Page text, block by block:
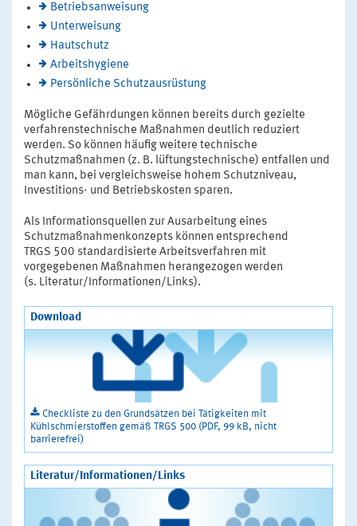
Betriebsanweisung
Unterweisung
Hautschutz
Arbeitshygiene
Persönliche Schutzausrüstung
Mögliche Gefährdungen können bereits durch gezielte
verfahrenstechnische Maßnahmen deutlich reduziert
werden. So können häufig weitere technische
Schutzmaßnahmen (z. B. lüftungstechnische) entfallen und
man kann, bei vergleichsweise hohem Schutzniveau,
Investitions- und Betriebskosten sparen.
Als Informationsquellen zur Ausarbeitung eines
Schutzmaßnahmenkonzepts können entsprechend
TRGS 500 standardisierte Arbeitsverfahren mit
vorgegebenen Maßnahmen herangezogen werden
(s. Literatur/Informationen/Links).
Download
Checkliste zu den Grundsätzen bei Tätigkeiten mit
Kühlschmierstoffen gemäß TRGS 500 (PDF, 99 kB, nicht
barrierefrei)
Literatur/Informationen/Links